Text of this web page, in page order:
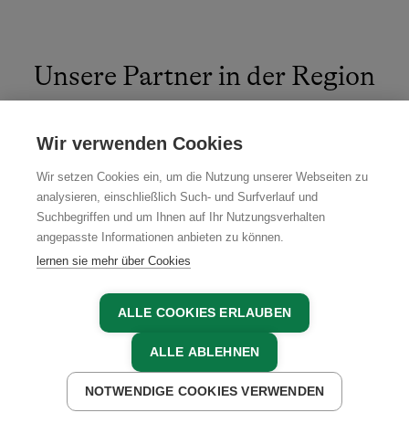
Unsere Partner in der Region
JETZT ANFRAGEN JETZT BUCHEN
Wir verwenden Cookies
Wir setzen Cookies ein, um die Nutzung unserer Webseiten zu
analysieren, einschließlich Such- und Surfverlauf und
Suchbegriffen und um Ihnen auf Ihr Nutzungsverhalten
angepasste Informationen anbieten zu können.
lernen sie mehr über Cookies
ALLE COOKIES ERLAUBEN
ALLE ABLEHNEN
NOTWENDIGE COOKIES VERWENDEN